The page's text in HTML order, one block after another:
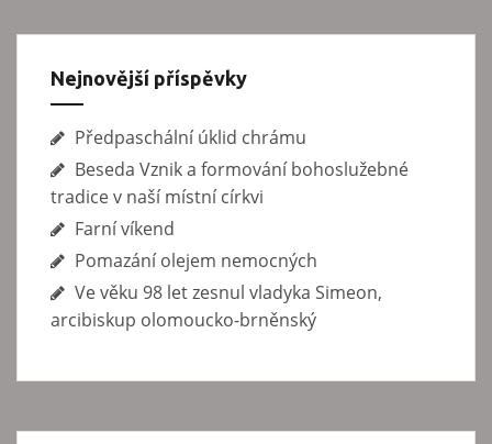
Nejnovější příspěvky
Předpaschální úklid chrámu
Beseda Vznik a formování bohoslužebné
tradice v naší místní církvi
Farní víkend
Pomazání olejem nemocných
Ve věku 98 let zesnul vladyka Simeon,
arcibiskup olomoucko-brněnský